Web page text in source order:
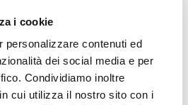
i cookie
personalizzare contenuti ed
dei social media e per
Condividiamo inoltre
cui utilizza il nostro sito con i